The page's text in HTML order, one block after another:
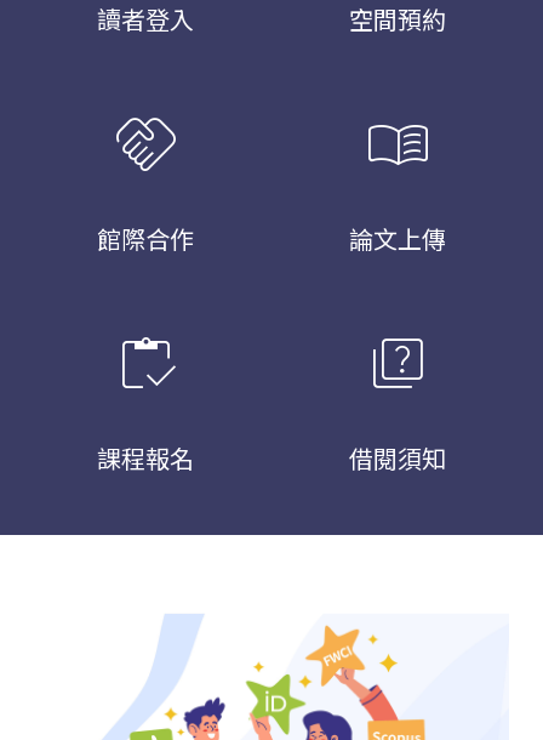
讀者登入 空間預約
handshake
館際合作
menu_book
論文上傳
inventory
課程報名
quiz
借閱須知